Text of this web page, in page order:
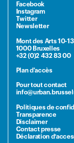
Facebook
Instagram
Twitter
Newsletter
Mont des Arts 10-13
1000 Bruxelles
+32 (0)2 432 83 00
Plan d'accès
Pour tout contact
Politiques de
Transparence
Disclaimer
Contact presse
Déclaration